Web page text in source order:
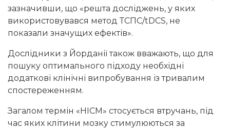
зазначивши, що «решта досліджень, у яких
використовувався метод ТСПС/tDCS, не
показали значущих ефектів».
Дослідники з Йорданії також вважають, що для
пошуку оптимального підходу необхідні
додаткові клінічні випробування із тривалим
спостереженням.
Загалом термін «НІСМ» стосується втручань, під
час яких клітини мозку стимулюються за